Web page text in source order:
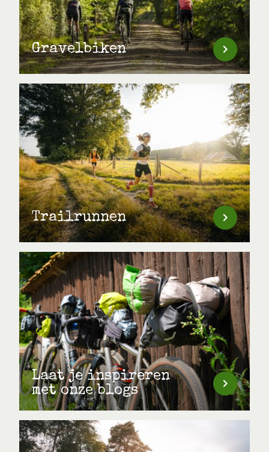
Gravelbiken
Trailrunnen
Laat je inspireren
met onze blogs